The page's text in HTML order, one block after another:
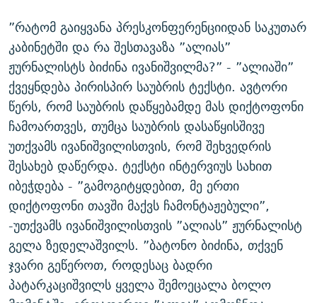
”რატომ გაიყვანა პრესკონფერენციიდან საკუთარ
კაბინეტში და რა შესთავაზა ”ალიას”
ჟურნალისტს ბიძინა ივანიშვილმა?” - ”ალიაში”
ქვეყნდება პირისპირ საუბრის ტექსტი. ავტორი
წერს, რომ საუბრის დაწყებამდე მას დიქტოფონი
ჩამოართვეს, თუმცა საუბრის დასაწყისშივე
უთქვამს ივანიშვილისთვის, რომ შეხვედრის
შესახებ დაწერდა. ტექსტი ინტერვიუს სახით
იბეჭდება - ”გამოგიტყდებით, მე ერთი
დიქტოფონი თავში მაქვს ჩამონტაჟებული”,
-უთქვამს ივანიშვილისთვის ”ალიას” ჟურნალისტ
გელა ზედელაშვილს. ”ბატონო ბიძინა, თქვენ
ჯვარი გეწეროთ, როდესაც ბადრი
პატარკაციშვილს ყველა შემოეცალა ბოლო